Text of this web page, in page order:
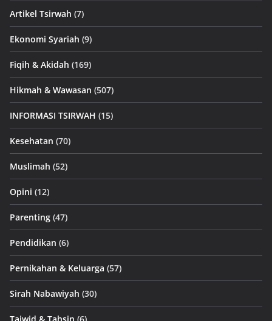
Artikel Tsirwah (7)
Ekonomi Syariah (9)
Fiqih & Akidah (169)
Hikmah & Wawasan (507)
INFORMASI TSIRWAH (15)
Kesehatan (70)
Muslimah (52)
Opini (12)
Parenting (47)
Pendidikan (6)
Pernikahan & Keluarga (57)
Sirah Nabawiyah (30)